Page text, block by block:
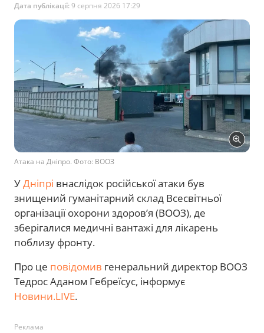
Дата публікації:9 серпня 2026 17:29
Атака на Дніпро. Фото: ВООЗ
УДніпрі внаслідок російської атаки був
знищений гуманітарний склад Всесвітньої
організації охорони здоров’я (ВООЗ), де
зберігалися медичні вантажі для лікарень
поблизу фронту.
Про це повідомив генеральний директор ВООЗ
Тедрос Аданом Гебреїсус, інформує
Новини.LIVE.
Реклама